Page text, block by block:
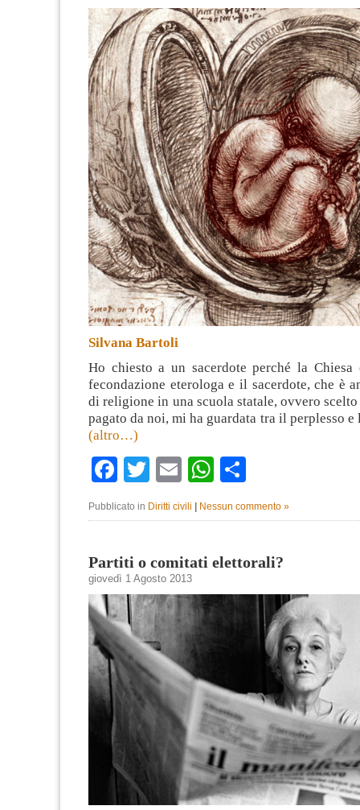
Silvana Bartoli
Ho chiesto a un sacerdote perché la
fecondazione eterologa e il sacerdote, che è
di religione in una scuola statale, ovvero
pagato da noi, mi ha guardata tra il perplesso
(altro…)
Facebook
TwitterEmailWhatsApp
Pubblicato in Diritti civili Nessun commento »
Partiti o comitati elettorali?
giovedì 1 Agosto 2013